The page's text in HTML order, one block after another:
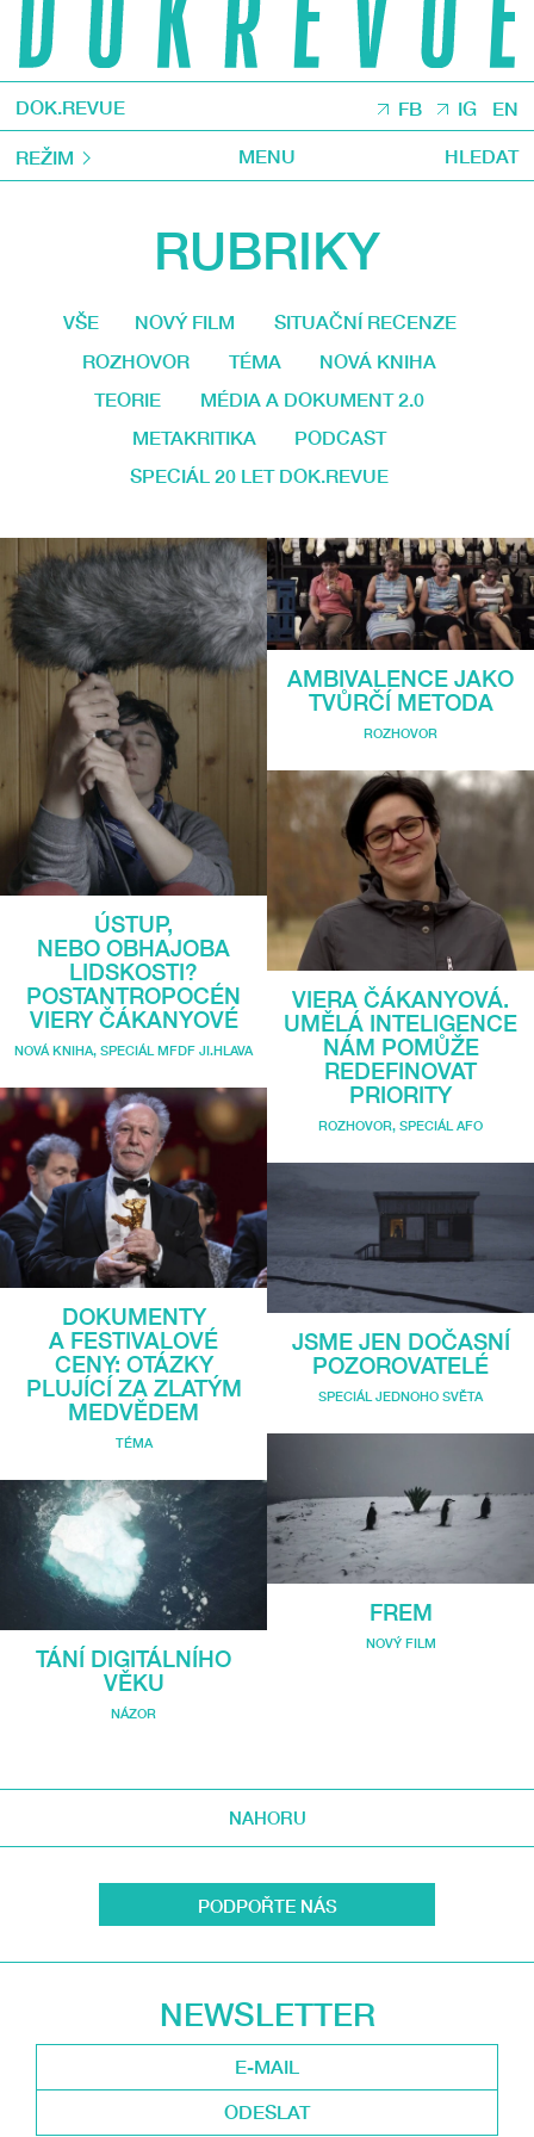
DOK.REVUE FB IG EN
REŽIM MENU HLEDAT
RUBRIKY
VŠE NOVÝ FILM
SITUAČNÍ RECENZE
ROZHOVOR
TÉMA
NOVÁ KNIHA
TEORIE
MÉDIA A DOKUMENT 2.0
METAKRITIKA
PODCAST
SPECIÁL 20 LET DOK.REVUE
ÚSTUP,
NEBO OBHAJOBA
LIDSKOSTI?
POSTANTROPOCÉN
VIERY ČÁKANYOVÉ
NOVÁ KNIHA, SPECIÁL MFDF JI.HLAVA
DOKUMENTY
A FESTIVALOVÉ
CENY: OTÁZKY
PLUJÍCÍ ZA ZLATÝM
MEDVĚDEM
TÉMA
TÁNÍ DIGITÁLNÍHO
VĚKU
NÁZOR
AMBIVALENCE JAKO
TVŮRČÍ METODA
ROZHOVOR
VIERA ČÁKANYOVÁ.
UMĚLÁ INTELIGENCE
NÁM POMŮŽE
REDEFINOVAT
PRIORITY
ROZHOVOR, SPECIÁL AFO
JSME JEN DOČASNÍ
POZOROVATELÉ
SPECIÁL JEDNOHO SVĚTA
FREM
NOVÝ FILM
NAHORU
PODPOŘTE NÁS
NEWSLETTER
ODESLAT